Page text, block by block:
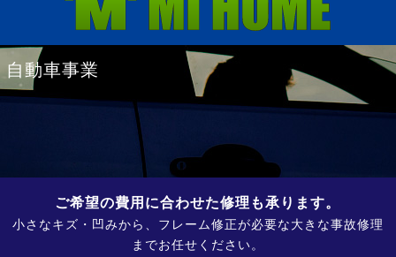
自動車事業
ご希望の費用に合わせた修理も承ります。
小さなキズ・凹みから、フレーム修正が必要な大きな事故修理
までお任せください。